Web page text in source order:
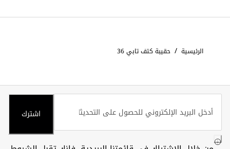
الرئيسية / حقيبة كتف تابي 36
اشترك